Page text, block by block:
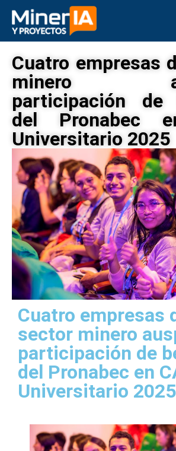
Cuatro empresas
minero
participación de
del Pronabec
Universitario 2025
Cuatro empresas
sector minero
participación de
del Pronabec en
Universitario 2025